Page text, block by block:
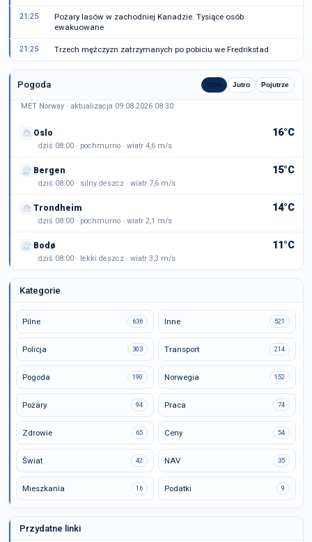
21:25
Pożary lasów w zachodniej Kanadzie. Tysiące osób
ewakuowane
21:25 Trzech mężczyzn zatrzymanych po pobiciu we Fredrikstad
Pogoda Dziś Jutro Pojutrze
MET Norway · aktualizacja 09.08.2026 08:30
Oslo 16°C
dziś 08:00 · pochmurno · wiatr 4,6 m/s
Bergen 15°C
dziś 08:00 · silny deszcz · wiatr 7,6 m/s
Trondheim 14°C
dziś 08:00 · pochmurno · wiatr 2,1 m/s
Bodø 11°C
dziś 08:00 · lekki deszcz · wiatr 3,3 m/s
Kategorie
Pilne 636 Inne 521
Policja 303 Transport 214
Pogoda 190 Norwegia 152
Pożary 94 Praca 74
Zdrowie 65 Ceny 54
Świat 42 NAV 35
Mieszkania 16 Podatki 9
Przydatne linki